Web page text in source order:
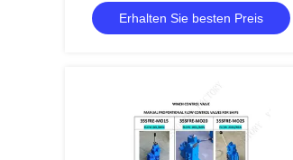
Valve 35SFRE-MO32
Erhalten Sie besten Preis